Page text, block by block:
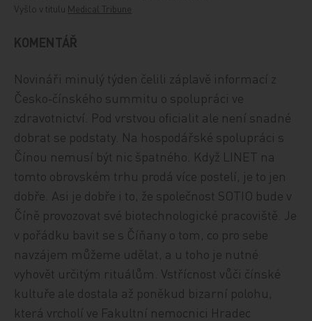
Vyšlo v titulu Medical Tribune
KOMENTÁŘ
Novináři minulý týden čelili záplavě informací z
Česko‑čínského summitu o spolupráci ve
zdravotnictví. Pod vrstvou oficialit ale není snadné
dobrat se podstaty. Na hospodářské spolupráci s
Čínou nemusí být nic špatného. Když LINET na
tomto obrovském trhu prodá více postelí, je to jen
dobře. Asi je dobře i to, že společnost SOTIO bude v
Číně provozovat své biotechnologické pracoviště. Je
v pořádku bavit se s Číňany o tom, co pro sebe
navzájem můžeme udělat, a u toho je nutné
vyhovět určitým rituálům. Vstřícnost vůči čínské
kultuře ale dostala až poněkud bizarní polohu,
která vrcholí ve Fakultní nemocnici Hradec